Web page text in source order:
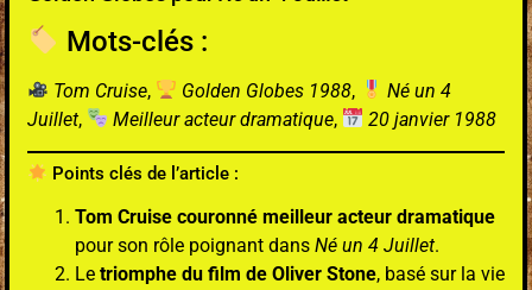
Mots-clés :
Tom Cruise, Golden Globes 1988,
Né un 4
Juillet, Meilleur acteur dramatique, 20 janvier 1988
Points clés de l’article :
Tom Cruise couronné meilleur acteur dramatique
pour son rôle poignant dans Né un 4 Juillet.
Le triomphe du film de Oliver Stone, basé sur la vie